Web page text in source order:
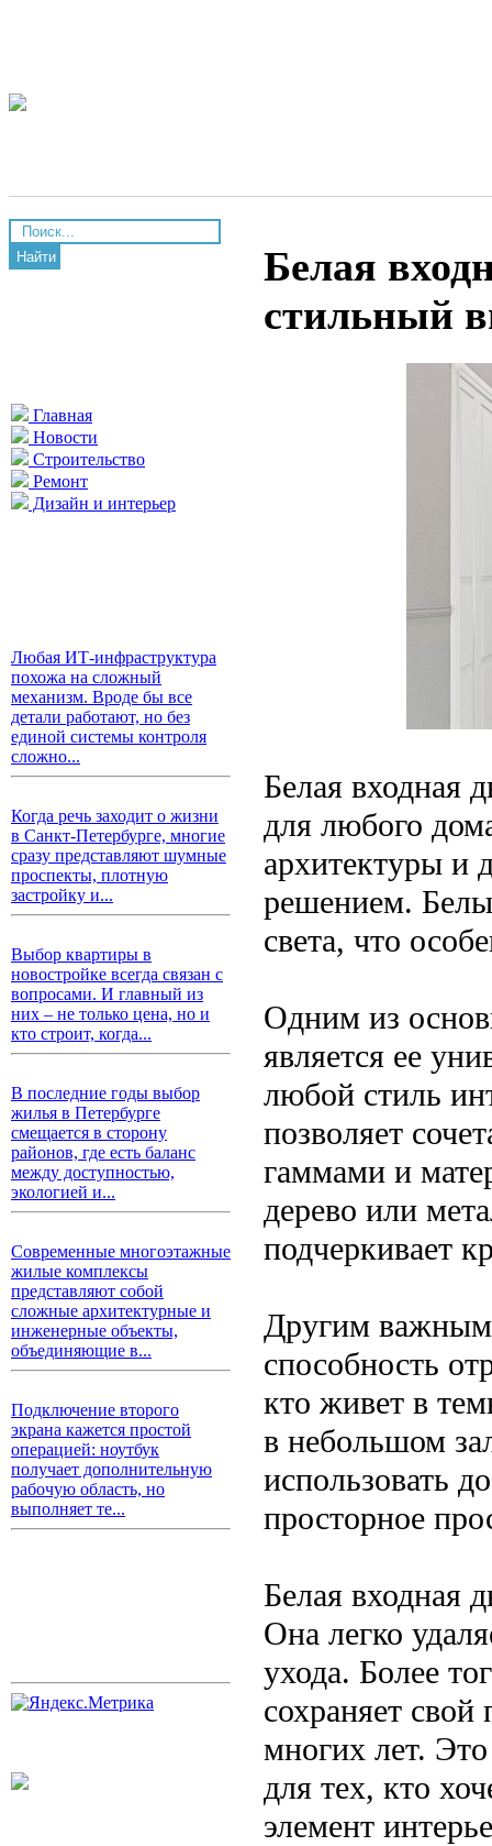
Найти
Главная
Новости
Строительство
Ремонт
Дизайн и интерьер
Любая ИТ-инфраструктура
похожа на сложный
механизм. Вроде бы все
детали работают, но без
единой системы контроля
сложно...
Когда речь заходит о жизни
в Санкт-Петербурге, многие
сразу представляют шумные
проспекты, плотную
застройку и...
Выбор квартиры в
новостройке всегда связан с
вопросами. И главный из
них – не только цена, но и
кто строит, когда...
В последние годы выбор
жилья в Петербурге
смещается в сторону
районов, где есть баланс
между доступностью,
экологией и...
Современные многоэтажные
жилые комплексы
представляют собой
сложные архитектурные и
инженерные объекты,
объединяющие в...
Подключение второго
экрана кажется простой
операцией: ноутбук
получает дополнительную
рабочую область, но
выполняет те...
Белая
стильный
Белая входная
для любого
архитектуры и
решением.
света, что
Одним из
является ее
любой стиль
позволяет
гаммами и
дерево или
подчеркивает
Другим важным
способность
кто живет в
в небольшом
использовать
просторное
Белая входная
Она легко
ухода. Более
сохраняет
многих лет.
для тех, кто
элемент